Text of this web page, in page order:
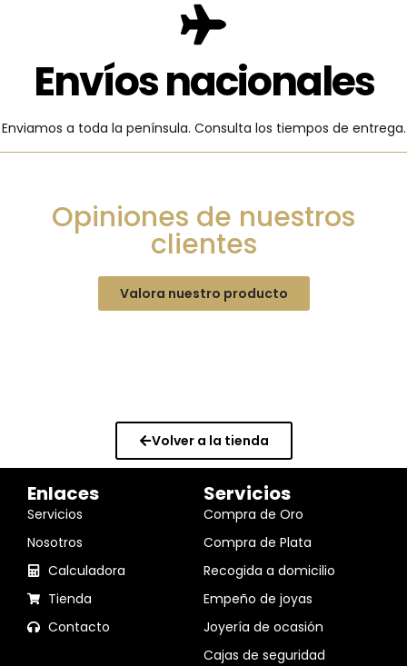
Envíos nacionales
Enviamos a toda la península. Consulta los tiempos de entrega.
Opiniones de nuestros
clientes
Valora nuestro producto
Volver a la tienda
Enlaces
Servicios
Nosotros
Calculadora
Tienda
Contacto
Servicios
Compra de Oro
Compra de Plata
Recogida a domicilio
Empeño de joyas
Joyería de ocasión
Cajas de seguridad